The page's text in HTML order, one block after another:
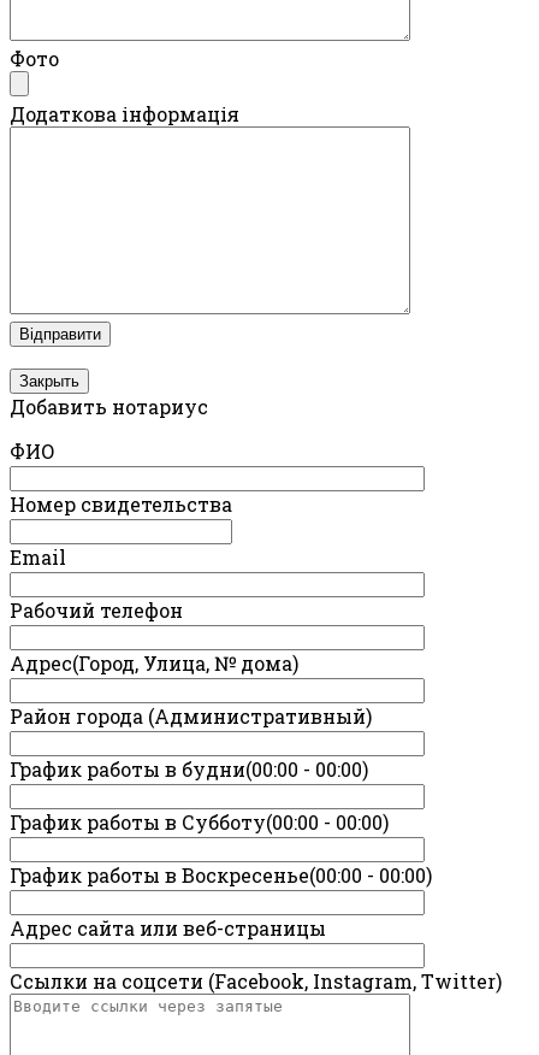
Фото
Додаткова інформація
Закрыть
Добавить нотариус
ФИО
Номер свидетельства
Email
Рабочий телефон
Адрес(Город, Улица, № дома)
Район города (Административный)
График работы в будни(00:00 - 00:00)
График работы в Субботу(00:00 - 00:00)
График работы в Воскресенье(00:00 - 00:00)
Адрес сайта или веб-страницы
Ссылки на соцсети (Facebook, Instagram, Twitter)